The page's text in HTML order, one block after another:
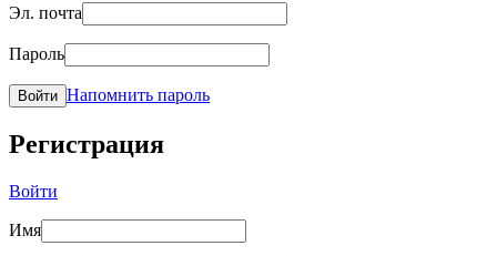
Эл. почта
Пароль
Войти Напомнить пароль
Регистрация
Войти
Имя